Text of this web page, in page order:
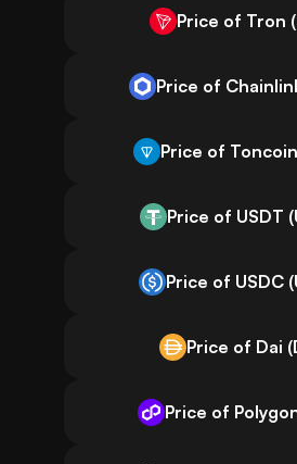
Price of Tron
Price of
Price of
Price of USDT
Price of USDC
Price of Dai
Price of